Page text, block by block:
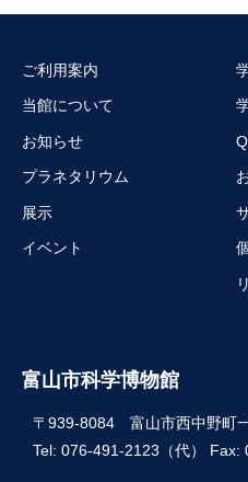
富山市科学博物館
〒939-8084 富山市西中野町
Tel: 076-491-2123（代） Fax:
ご利用案内
当館について
お知らせ
プラネタリウム
展示
イベント